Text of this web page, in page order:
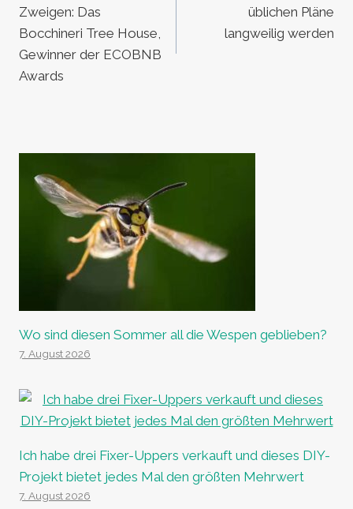
Zweigen: Das
Bocchineri Tree House,
Gewinner der ECOBNB
Awards
üblichen Pläne
langweilig werden
Wo sind diesen Sommer all die Wespen geblieben?
7. August 2026
Ich habe drei Fixer-Uppers verkauft und dieses DIY-
Projekt bietet jedes Mal den größten Mehrwert
7. August 2026